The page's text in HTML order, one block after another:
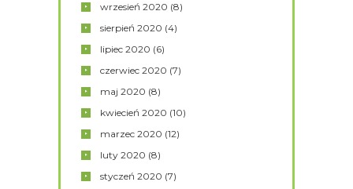
wrzesień2020 (8)
sierpień2020 (4)
lipiec2020 (6)
czerwiec2020 (7)
maj2020 (8)
kwiecień2020 (10)
marzec2020 (12)
luty2020 (8)
styczeń2020 (7)